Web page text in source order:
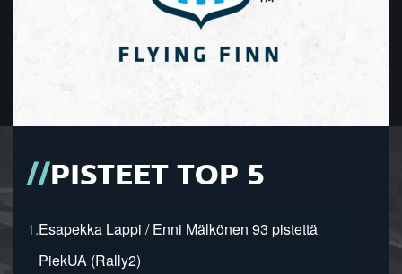
PISTEET TOP 5
1.Esapekka Lappi / Enni Mälkönen 93 pistettä
PiekUA (Rally2)